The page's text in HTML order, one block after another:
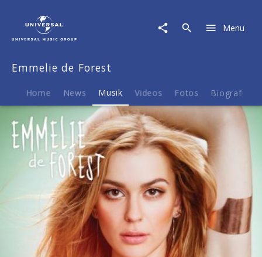
Menu
Emmelie de Forest
Home News Musik Videos Fotos Biografie